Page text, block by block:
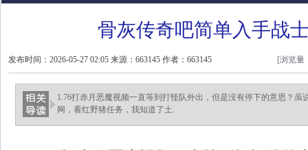
骨灰传奇吧简单入手战
发布时间：2026-05-27 02:05 来源：663145 作者：663145 [浏览量
1.76打赤月恶魔视频一直等到打怪队外出，但是没有停下的意思？虽
网，看红野猪任务，我知道了土.